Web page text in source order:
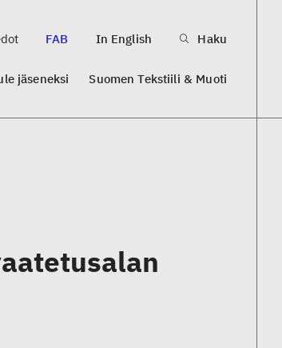
FAB In English Haku
jäseneksi Suomen Tekstiili & Muoti